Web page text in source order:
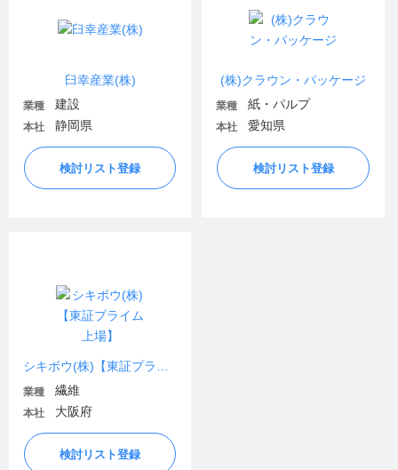
臼幸産業(株)
業種 建設
本社 静岡県
検討リスト登録
(株)クラウン・パッケージ
業種 紙・パルプ
本社 愛知県
検討リスト登録
業種 繊維
本社 大阪府
検討リスト登録